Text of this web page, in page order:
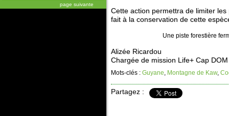
page suivante
Cette action permettra de limiter
fait à la conservation de cette
Une piste forestière
Alizée Ricardou
Chargée de mission Life+ Cap DOM
Mots-clés : Guyane Montagne de Kaw,
Partagez :